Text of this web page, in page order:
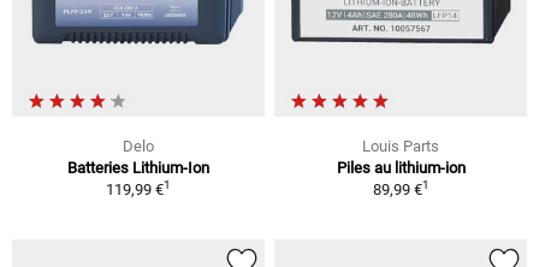
Delo
Batteries Lithium-Ion
119,99 €1
Louis Parts
Piles au lithium-ion
89,99 €1